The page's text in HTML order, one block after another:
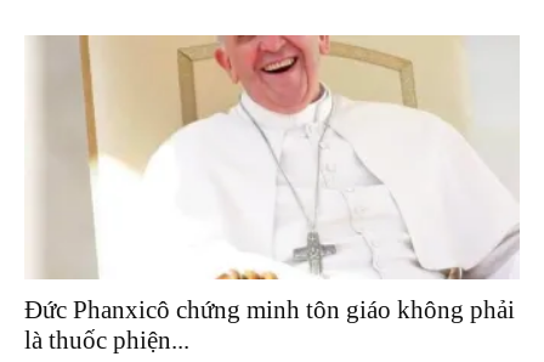
Đức Phanxicô chứng minh tôn giáo không phải
là thuốc phiện...